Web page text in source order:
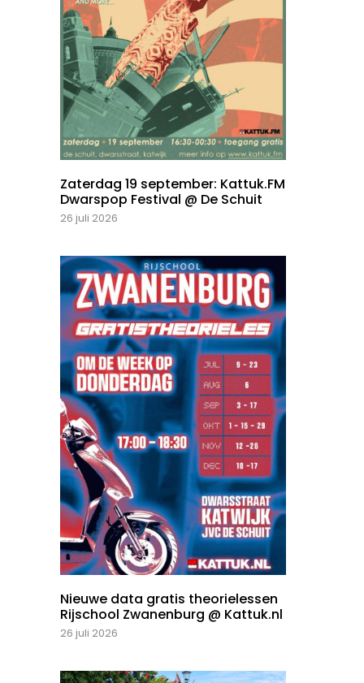
Zaterdag 19 september: Kattuk.FM
Dwarspop Festival @ De Schuit
26 juli 2026
Nieuwe data gratis theorielessen
Rijschool Zwanenburg @ Kattuk.nl
26 juli 2026